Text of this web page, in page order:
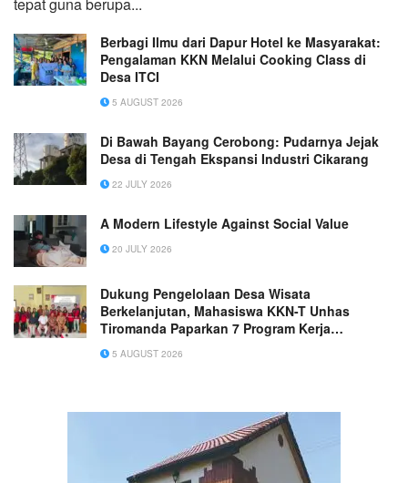
tepat guna berupa...
Berbagi Ilmu dari Dapur Hotel ke Masyarakat:
Pengalaman KKN Melalui Cooking Class di
Desa ITCI
5 AUGUST 2026
Di Bawah Bayang Cerobong: Pudarnya Jejak
Desa di Tengah Ekspansi Industri Cikarang
22 JULY 2026
A Modern Lifestyle Against Social Value
20 JULY 2026
Dukung Pengelolaan Desa Wisata
Berkelanjutan, Mahasiswa KKN-T Unhas
Tiromanda Paparkan 7 Program Kerja
Unggulan
5 AUGUST 2026